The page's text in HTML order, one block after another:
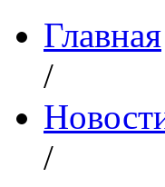
Главная
/
/